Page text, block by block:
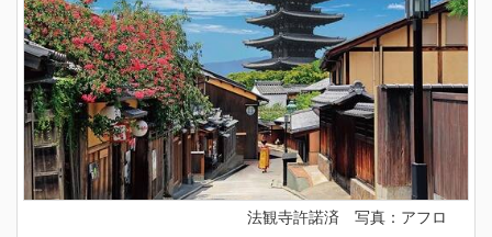
法観寺許諾済 写真：アフロ